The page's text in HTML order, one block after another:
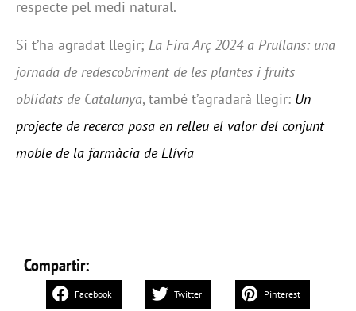
respecte pel medi natural.
Si t’ha agradat llegir; La Fira Arç 2024 a Prullans: una
jornada de redescobriment de les plantes i fruits
oblidats de Catalunya, també t’agradarà llegir: Un
projecte de recerca posa en relleu el valor del conjunt
moble de la farmàcia de Llívia
Compartir:
Facebook Twitter Pinterest